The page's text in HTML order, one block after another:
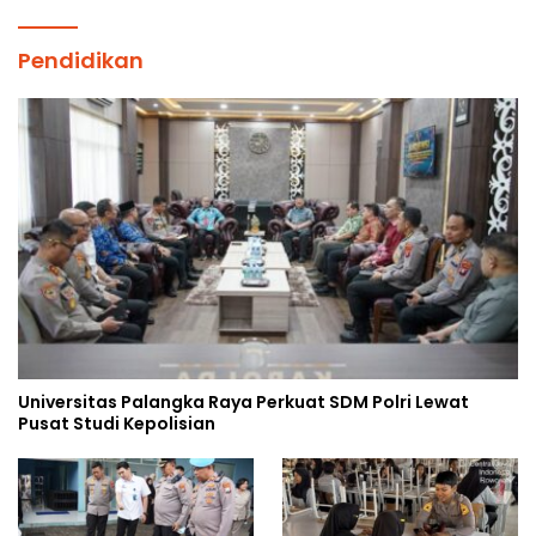
Pendidikan
Universitas Palangka Raya Perkuat SDM Polri Lewat
Pusat Studi Kepolisian